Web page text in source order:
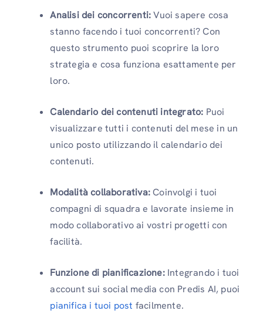
Analisi dei concorrenti:Vuoi sapere cosa
stanno facendo i tuoi concorrenti? Con
questo strumento puoi scoprire la loro
strategia e cosa funziona esattamente per
loro.
Calendario dei contenuti integrato: Puoi
visualizzare tutti i contenuti del mese in un
unico posto utilizzando il calendario dei
contenuti.
Modalità collaborativa:Coinvolgi i tuoi
compagni di squadra e lavorate insieme in
modo collaborativo ai vostri progetti con
facilità.
Funzione di pianificazione:Integrando i tuoi
account sui social media con Predis AI, puoi
pianifica i tuoi post facilmente.